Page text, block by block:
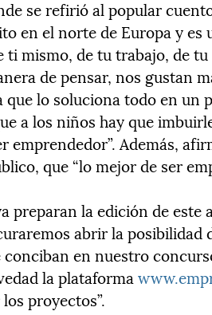
se refirió al popular
en el norte de Europa y
ti mismo, de tu trabajo, de
de pensar, nos gustan
que lo soluciona todo en un
a los niños hay que
emprendedor”. Además,
que “lo mejor de ser
preparan la edición de este
abrir la posibilidad
conciban en nuestro
la plataforma
proyectos”.